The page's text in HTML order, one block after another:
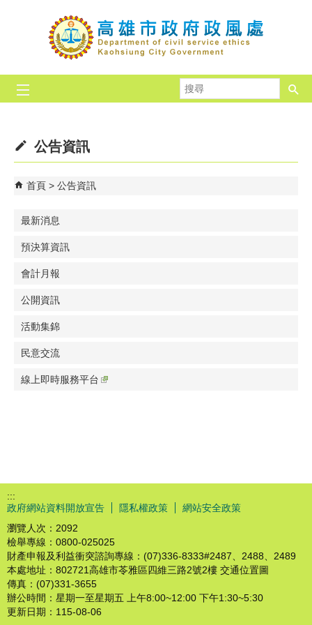
跳到主要內容區塊
尋
公告資訊
首頁 公告資訊
最新消息
預決算資訊
會計月報
公開資訊
活動集錦
民意交流
線上即時服務平台
:::
政府網站資料開放宣告
隱私權政策
網站安全政策
瀏覽人次： 2092
檢舉專線：0800-025025
財產申報及利益衝突諮詢專線：(07)336-8333#2487、2488、2489
本處地址：802721高雄市苓雅區四維三路2號2樓 交通位置圖
傳真：(07)331-3655
辦公時間：星期一至星期五 上午8:00~12:00 下午1:30~5:30
更新日期： 115-08-06